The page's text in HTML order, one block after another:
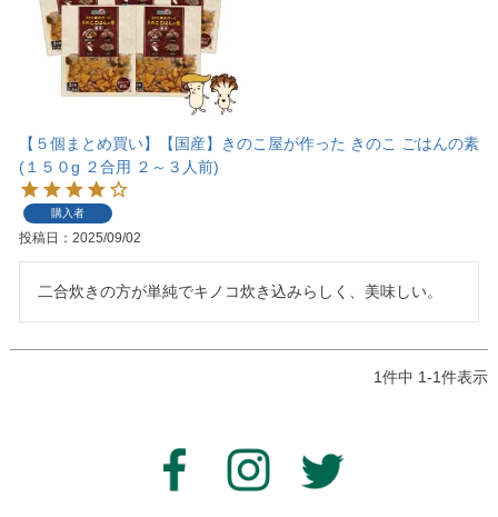
【５個まとめ買い】【国産】きのこ屋が作った きのこ ごはんの素
(１５０g ２合用 ２～３人前)
購入者
投稿日 2025/09/02
二合炊きの方が単純でキノコ炊き込みらしく、美味しい。
1件中 1-1件表示